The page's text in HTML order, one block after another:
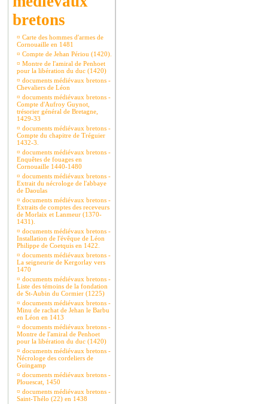
bretons
¤ Carte des hommes d'armes de
Cornouaille en 1481
¤ Compte de Jehan Périou (1420).
¤ Montre de l'amiral de Penhoet
pour la libération du duc (1420)
¤ documents médiévaux bretons -
Chevaliers de Léon
¤ documents médiévaux bretons -
Compte d'Aufroy Guynot,
trésorier général de Bretagne,
1429-33
¤ documents médiévaux bretons -
Compte du chapitre de Tréguier
1432-3.
¤ documents médiévaux bretons -
Enquêtes de fouages en
Cornouaille 1440-1480
¤ documents médiévaux bretons -
Extrait du nécrologe de l'abbaye
de Daoulas
¤ documents médiévaux bretons -
Extraits de comptes des receveurs
de Morlaix et Lanmeur (1370-
1431).
¤ documents médiévaux bretons -
Installation de l'évêque de Léon
Philippe de Coetquis en 1422.
¤ documents médiévaux bretons -
La seigneurie de Kergorlay vers
1470
¤ documents médiévaux bretons -
Liste des témoins de la fondation
de St-Aubin du Cormier (1225)
¤ documents médiévaux bretons -
Minu de rachat de Jehan le Barbu
en Léon en 1413
¤ documents médiévaux bretons -
Montre de l'amiral de Penhoet
pour la libération du duc (1420)
¤ documents médiévaux bretons -
Nécrologe des cordeliers de
Guingamp
¤ documents médiévaux bretons -
Plouescat, 1450
¤ documents médiévaux bretons -
Saint-Thélo (22) en 1438